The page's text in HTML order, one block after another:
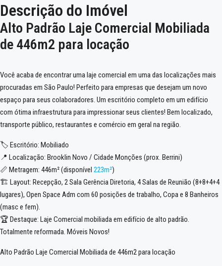
Descrição do Imóvel
Alto Padrão Laje Comercial Mobiliada
de 446m2 para locação
Você acaba de encontrar uma laje comercial em uma das localizações mais
procuradas em São Paulo! Perfeito para empresas que desejam um novo
espaço para seus colaboradores. Um escritório completo em um edifício
com ótima infraestrutura para impressionar seus clientes! Bem localizado,
transporte público, restaurantes e comércio em geral na região.
🏷️ Escritório: Mobiliado
📍 Localização: Brooklin Novo / Cidade Monções (prox. Berrini)
📏 Metragem: 446m² (disponível 223m²)
🏗️ Layout: Recepção, 2 Sala Gerência Diretoria, 4 Salas de Reunião (8+8+4+4
lugares), Open Space Adm com 60 posições de trabalho, Copa e 8 Banheiros
(masc e fem).
🏆 Destaque: Laje Comercial mobiliada em edifício de alto padrão.
Totalmente reformada. Móveis Novos!
Alto Padrão Laje Comercial Mobiliada de 446m2 para locação